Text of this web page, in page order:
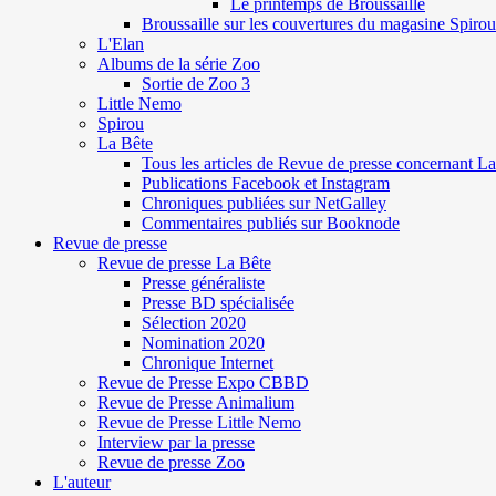
Broussaille sur les couvertures du magasine Spirou
L'Elan
Albums de la série Zoo
Sortie de Zoo 3
Little Nemo
Spirou
La Bête
Tous les articles de Revue de presse concernant
Publications Facebook et Instagram
Chroniques publiées sur NetGalley
Commentaires publiés sur Booknode
Revue de presse
Revue de presse La Bête
Presse généraliste
Presse BD spécialisée
Sélection 2020
Nomination 2020
Chronique Internet
Revue de Presse Expo CBBD
Revue de Presse Animalium
Revue de Presse Little Nemo
Interview par la presse
Revue de presse Zoo
L'auteur